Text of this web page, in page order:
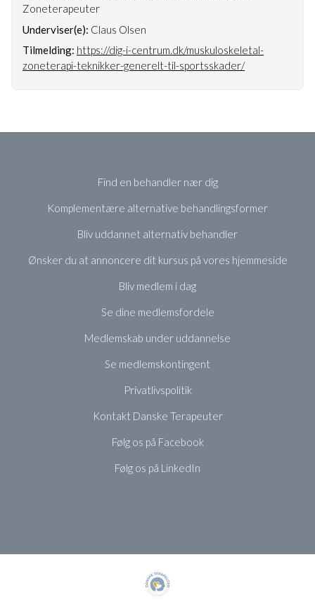
Zoneterapeuter
Underviser(e): Claus Olsen
Tilmelding: https://dig-i-centrum.dk/muskuloskeletal-
zoneterapi-teknikker-generelt-til-sportsskader/
Find en behandler nær dig
Komplementære alternative behandlingsformer
Bliv uddannet alternativ behandler
Ønsker du at annoncere dit kursus på vores hjemmeside
Bliv medlem i dag
Se dine medlemsfordele
Medlemskab under uddannelse
Se medlemskontingent
Privatlivspolitik
Kontakt Danske Terapeuter
Følg os på Facebook
Følg os på LinkedIn